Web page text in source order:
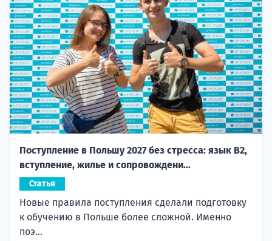
Поступление в Польшу 2027 без стресса: язык B2,
вступление, жилье и сопровождени...
Статья
Новые правила поступления сделали подготовку
к обучению в Польше более сложной. Именно
поэ...